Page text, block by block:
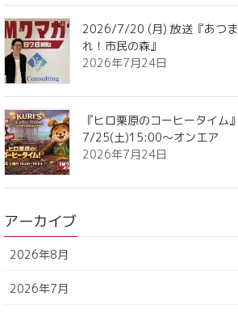
2026/7/20 (月) 放送『あつま
れ！市民の森』
2026年7月24日
『ヒロ栗原のコーヒータイム』
7/25(土)15:00～オンエア
2026年7月24日
アーカイブ
2026年8月
2026年7月